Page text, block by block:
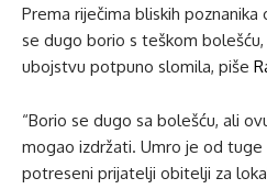
Prema riječima bliskih
se dugo borio s teškom
ubojstvu potpuno slomila, piše
“Borio se dugo sa bolešću, ali
mogao izdržati. Umro je od tuge
potreseni prijatelji obitelji za